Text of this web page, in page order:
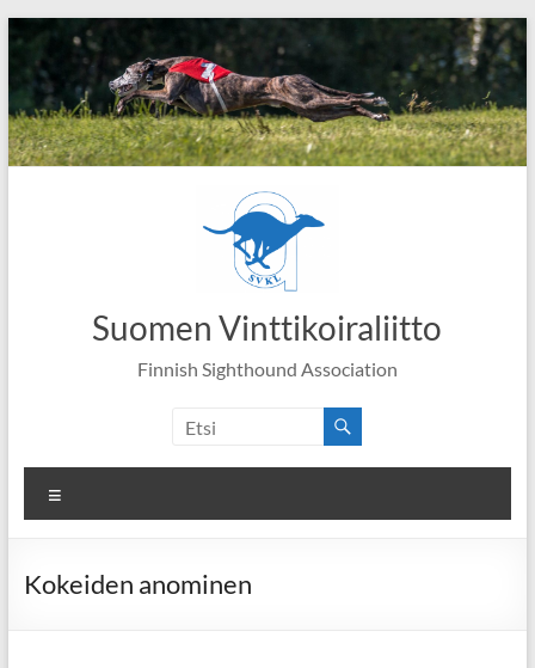
to
content
Suomen Vinttikoiraliitto
Finnish Sighthound Association
Kokeiden anominen